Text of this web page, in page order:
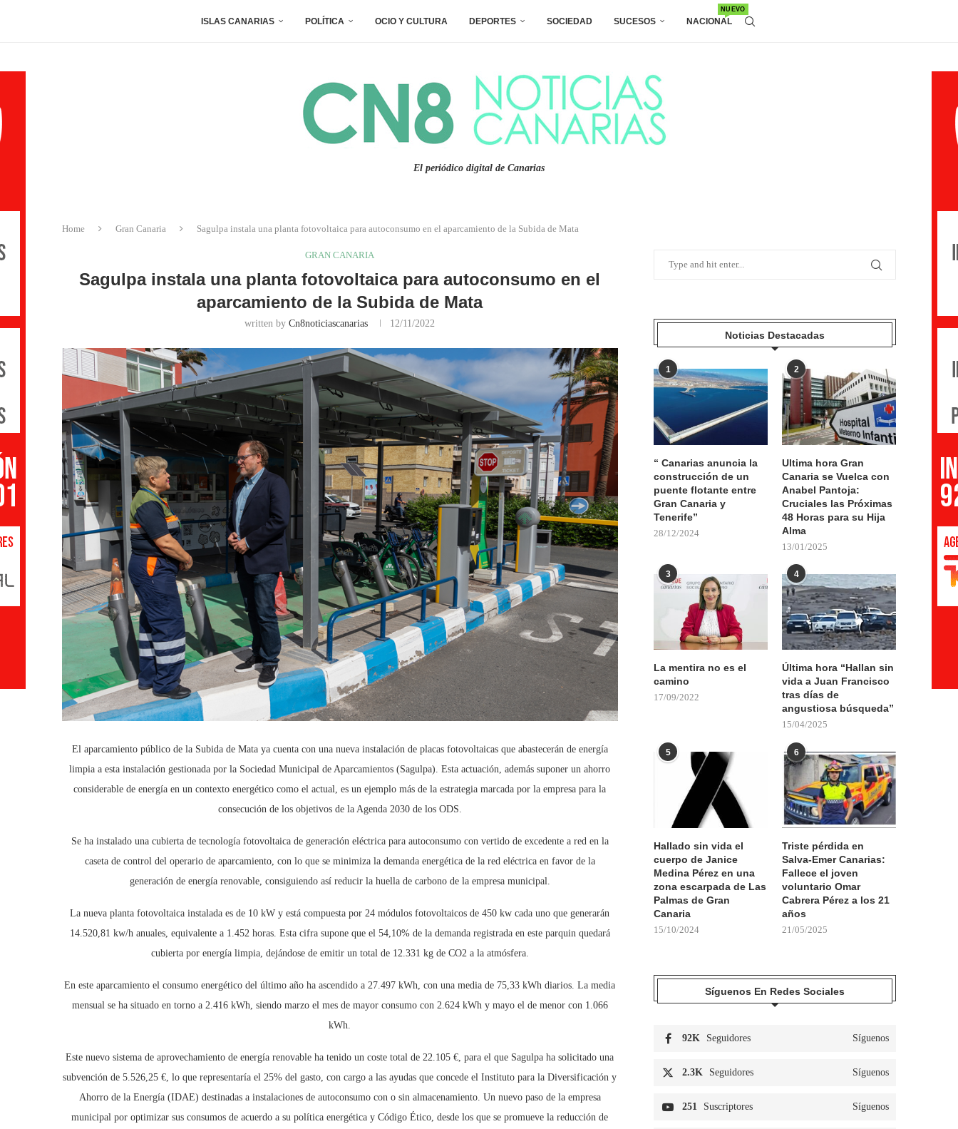
ISLAS CANARIAS POLÍTICA OCIO Y CULTURA DEPORTES SOCIEDAD SUCESOS NACIONAL
NUEVO
El periódico digital de Canarias
Home Gran Canaria Sagulpa instala una planta fotovoltaica para autoconsumo en el aparcamiento de la Subida de Mata
GRAN CANARIA
Sagulpa instala una planta fotovoltaica para autoconsumo en el
aparcamiento de la Subida de Mata
written byCn8noticiascanarias 12/11/2022
El aparcamiento público de la Subida de Mata ya cuenta con una nueva instalación de placas fotovoltaicas que abastecerán de energía
limpia a esta instalación gestionada por la Sociedad Municipal de Aparcamientos (Sagulpa). Esta actuación, además suponer un ahorro
considerable de energía en un contexto energético como el actual, es un ejemplo más de la estrategia marcada por la empresa para la
consecución de los objetivos de la Agenda 2030 de los ODS.
Se ha instalado una cubierta de tecnología fotovoltaica de generación eléctrica para autoconsumo con vertido de excedente a red en la
caseta de control del operario de aparcamiento, con lo que se minimiza la demanda energética de la red eléctrica en favor de la
generación de energía renovable, consiguiendo así reducir la huella de carbono de la empresa municipal.
La nueva planta fotovoltaica instalada es de 10 kW y está compuesta por 24 módulos fotovoltaicos de 450 kw cada uno que generarán
14.520,81 kw/h anuales, equivalente a 1.452 horas. Esta cifra supone que el 54,10% de la demanda registrada en este parquin quedará
cubierta por energía limpia, dejándose de emitir un total de 12.331 kg de CO2 a la atmósfera.
En este aparcamiento el consumo energético del último año ha ascendido a 27.497 kWh, con una media de 75,33 kWh diarios. La media
mensual se ha situado en torno a 2.416 kWh, siendo marzo el mes de mayor consumo con 2.624 kWh y mayo el de menor con 1.066
kWh.
Este nuevo sistema de aprovechamiento de energía renovable ha tenido un coste total de 22.105 €, para el que Sagulpa ha solicitado una
subvención de 5.526,25 €, lo que representaría el 25% del gasto, con cargo a las ayudas que concede el Instituto para la Diversificación y
Ahorro de la Energía (IDAE) destinadas a instalaciones de autoconsumo con o sin almacenamiento. Un nuevo paso de la empresa
municipal por optimizar sus consumos de acuerdo a su política energética y Código Ético, desde los que se promueve la reducción de
Noticias Destacadas
1
“ Canarias anuncia la
construcción de un
puente flotante entre
Gran Canaria y
Tenerife”
28/12/2024
2
Ultima hora Gran
Canaria se Vuelca con
Anabel Pantoja:
Cruciales las Próximas
48 Horas para su Hija
Alma
13/01/2025
3
La mentira no es el
camino
17/09/2022
4
Última hora “Hallan sin
vida a Juan Francisco
tras días de
angustiosa búsqueda”
15/04/2025
5
Hallado sin vida el
cuerpo de Janice
Medina Pérez en una
zona escarpada de Las
Palmas de Gran
Canaria
15/10/2024
6
Triste pérdida en
Salva-Emer Canarias:
Fallece el joven
voluntario Omar
Cabrera Pérez a los 21
años
21/05/2025
Síguenos En Redes Sociales
92K Seguidores Síguenos
2.3K Seguidores Síguenos
251 Suscriptores Síguenos